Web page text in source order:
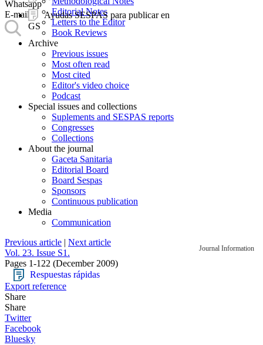
Ayudas SESPAS para publicar en
GS
Whatsapp
E-mail
Editorial Notes
Letters to the Editor
Book Reviews
Archive
Previous issues
Most often read
Most cited
Editor's video choice
Podcast
Special issues and collections
Suplements and SESPAS reports
Congresses
Collections
About the journal
Gaceta Sanitaria
Editorial Board
Board Sespas
Sponsors
Continuous publication
Media
Communication
Journal Information
Previous article | Next article
Vol. 23. Issue S1.
Pages 1-122 (December 2009)
Respuestas rápidas
Export reference
Share
Share
Twitter
Facebook
Bluesky